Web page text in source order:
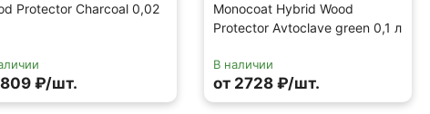
Protector Charcoal 0,02
809 ₽/шт.
Monocoat Hybrid Wood
Protector Аvtoclave green 0,1 л
В наличии
от 2728 ₽/шт.